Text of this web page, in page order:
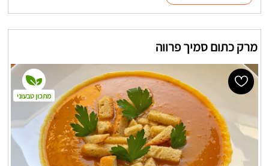
מרק כתום סמיך פרווה
מתכון טבעוני